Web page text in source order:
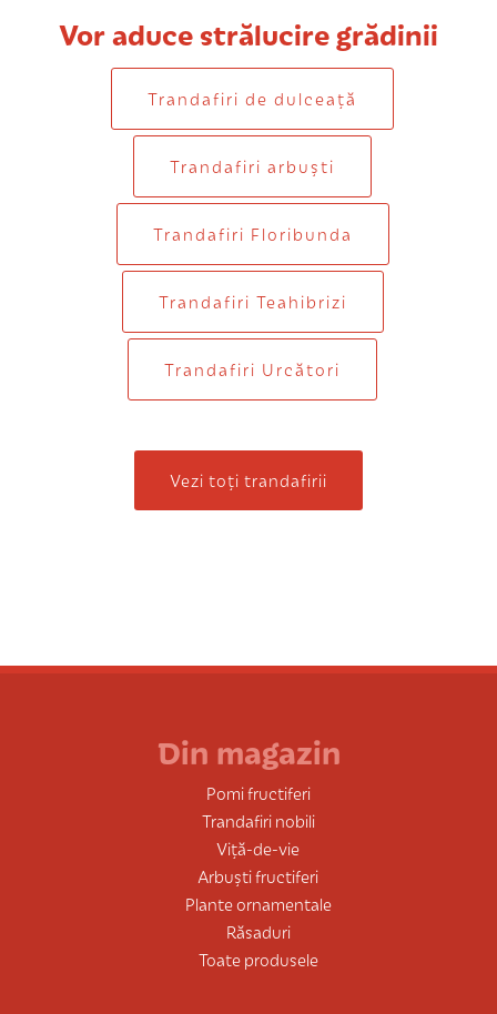
Vor aduce strălucire grădinii
Trandafiri de dulceaţă
Trandafiri arbuști
Trandafiri Floribunda
Trandafiri Teahibrizi
Trandafiri Urcători
Vezi toți trandafirii
Din magazin
Pomi fructiferi
Trandafiri nobili
Viță-de-vie
Arbuști fructiferi
Plante ornamentale
Răsaduri
Toate produsele